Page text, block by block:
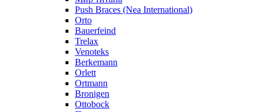
Push Braces (Nea International)
Orto
Bauerfeind
Trelax
Venoteks
Berkemann
Orlett
Ortmann
Bronigen
Ottobock